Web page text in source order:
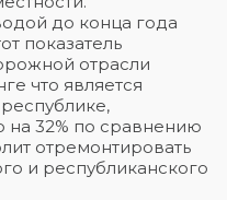
до конца года
показатель
отрасли
что является
на 32% по сравнению
отремонтировать
и республиканского